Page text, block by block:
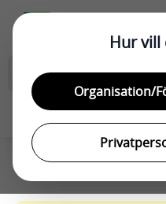
Hur vill
Organisation/
Företag (exkl